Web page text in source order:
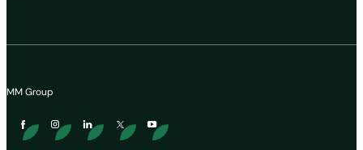
MM Group